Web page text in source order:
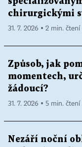
chirurgickými
31. 7. 2026 ▪ 2 min. čtení
Způsob, jak
momentech,
žádoucí?
31. 7. 2026 ▪ 5 min. čtení
Nezáří noční